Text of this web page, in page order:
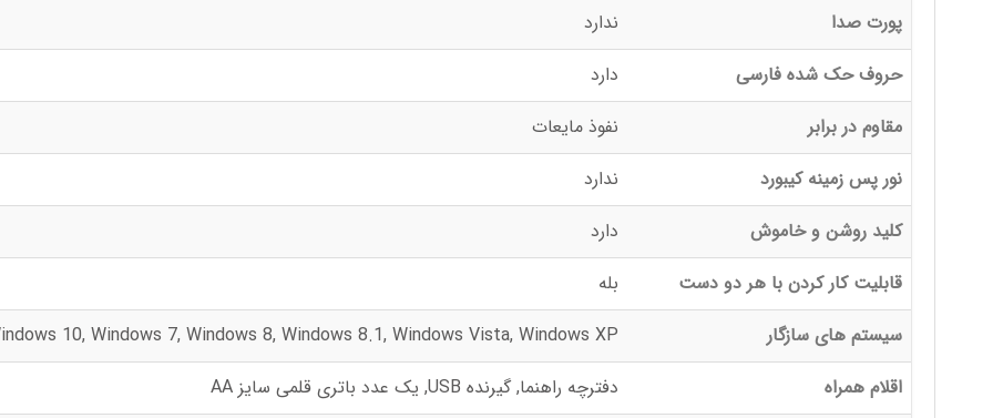
پورت صدا
ندارد
حروف حک شده فارسی
دارد
مقاوم در برابر
نفوذ مایعات
نور پس زمینه کیبورد
ندارد
کلید روشن و خاموش
دارد
قابلیت کار کردن با هر دو دست
بله
سیستم های سازگار
10, Windows 7, Windows 8, Windows 8.1, Windows Vista, Windows XP
اقلام همراه
دفترچه راهنما, گیرنده USB, یک عدد باتری قلمی سایز AA